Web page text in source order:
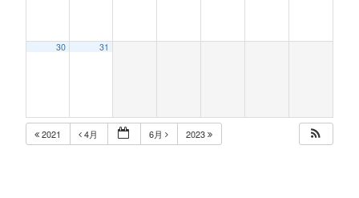
30 31
2021 4月 6月 2023